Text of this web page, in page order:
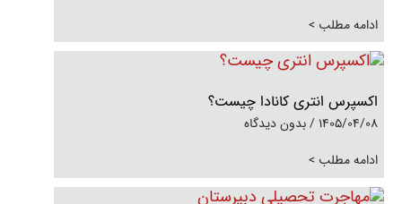
ادامه مطلب >
اکسپرس انتری کانادا چیست؟
1405/04/08
بدون دیدگاه
ادامه مطلب >